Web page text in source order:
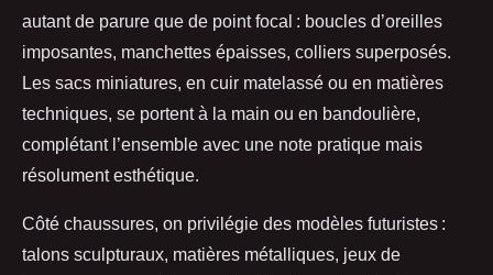
autant de parure que de point focal : boucles d’oreilles
imposantes, manchettes épaisses, colliers superposés.
Les sacs miniatures, en cuir matelassé ou en matières
techniques, se portent à la main ou en bandoulière,
complétant l’ensemble avec une note pratique mais
résolument esthétique.
Côté chaussures, on privilégie des modèles futuristes :
talons sculpturaux, matières métalliques, jeux de